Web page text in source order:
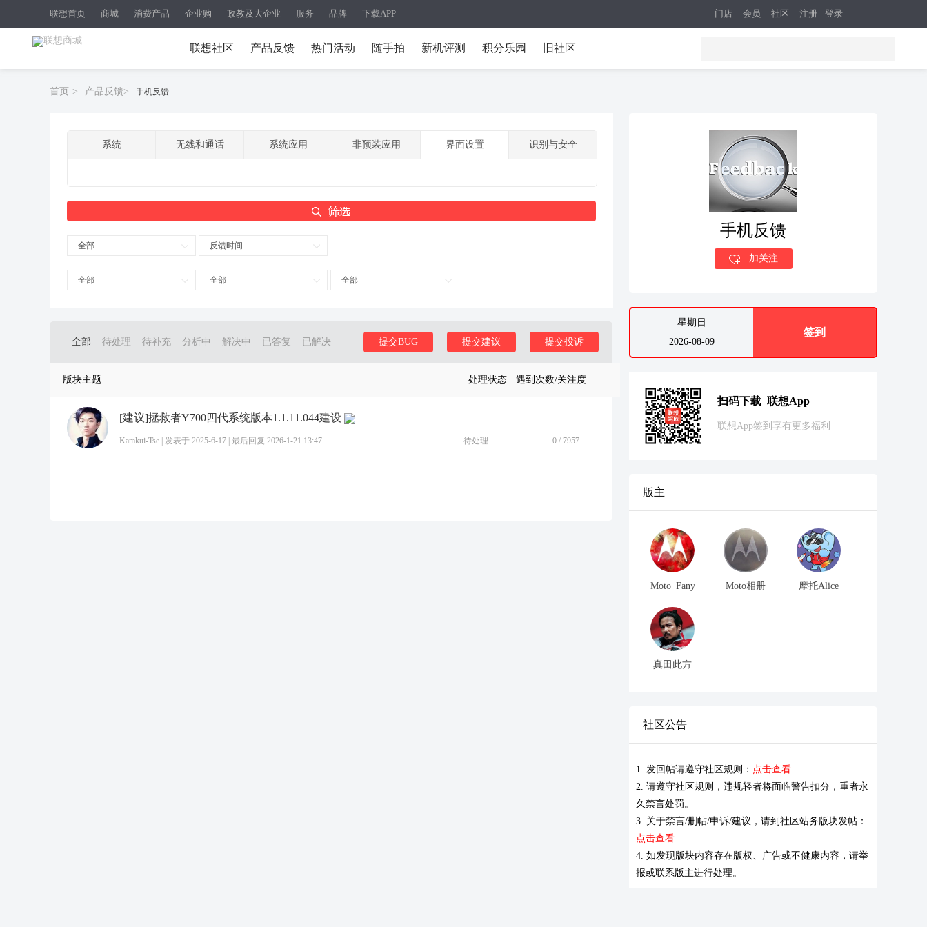
联想首页 商城 消费产品 企业购 政教及大企业 服务 品牌 下载APP 注册 登录
门店 会员 社区
联想社区 产品反馈 热门活动 随手拍 新机评测 积分乐园 旧社区
首页 > 产品反馈> 手机反馈
系统 无线和通话 系统应用 非预装应用 界面设置 识别与安全
全部 反馈时间
全部 全部 全部
全部 待处理 待补充 分析中 解决中 已答复 已解决 提交投诉
提交建议
提交BUG
版块主题 处理状态 遇到次数/关注度
[建议]拯救者Y700四代系统版本1.1.11.044建设
Kamkui-Tse 发表于 2025-6-17 最后回复 2026-1-21 13:47 待处理 0 / 7957
手机反馈
加关注
星期日
2026-08-09
签到
扫码下载 联想App
联想App签到享有更多福利
版主
Moto_Fany Moto相册 摩托Alice
真田此方
社区公告
1. 发回帖请遵守社区规则： 点击查看
2. 请遵守社区规则，违规轻者将面临警告扣分，重者永
久禁言处罚。
3. 关于禁言/删帖/申诉/建议，请到社区站务版块发帖：
点击查看
4. 如发现版块内容存在版权、广告或不健康内容，请举
报或联系版主进行处理。